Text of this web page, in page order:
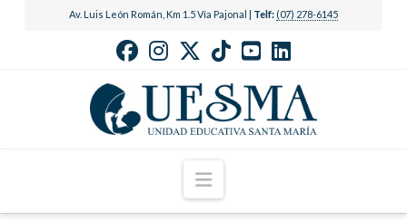
Av. Luis León Román, Km 1.5 Vía Pajonal | Telf: (07) 278-6145
Navigation